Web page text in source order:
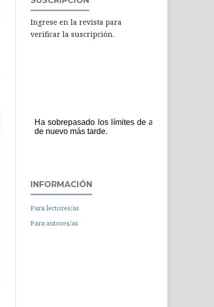
Ingrese en la revista para
verificar la suscripción.
INFORMACIÓN
Para lectores/as
Para autores/as